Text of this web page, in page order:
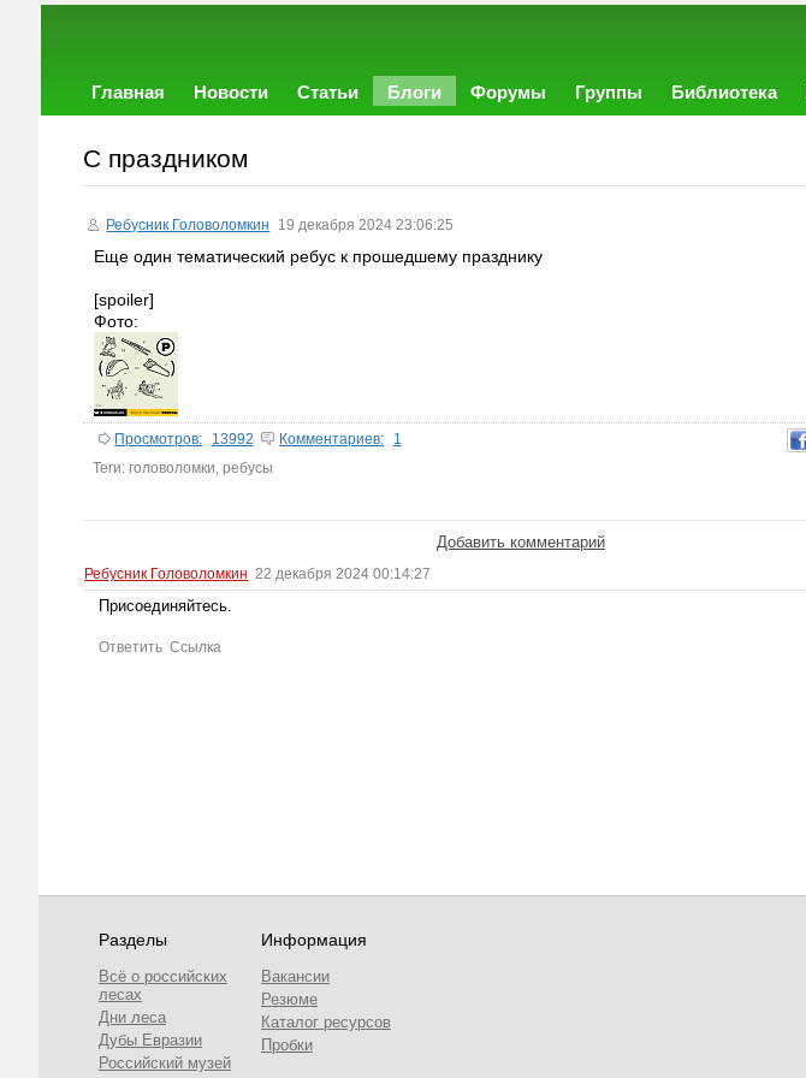
Главная Новости Статьи Блоги Форумы Группы Библиотека
С праздником
Ребусник Головоломкин 19 декабря 2024 23:06:25
Еще один тематический ребус к прошедшему празднику
[spoiler]
Фото:
Просмотров: 13992 Комментариев:
1
Теги: головоломки,ребусы
Добавить комментарий
Ребусник Головоломкин 22 декабря 2024 00:14:27
Присоединяйтесь.
Ответить Ссылка
Разделы
Всё о российских
лесах
Дни леса
Дубы Евразии
Российский музей
Информация
Вакансии
Резюме
Каталог ресурсов
Пробки